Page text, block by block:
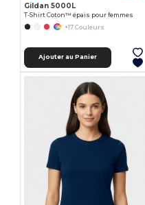
Gildan 5000L
T-Shirt Coton™ épais pour femmes
+17 Couleurs
Ajouter au Panier